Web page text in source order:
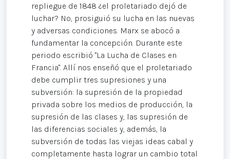
repliegue de 1848 ¿el proletariado dejó de
luchar? No, prosiguió su lucha en las nuevas
y adversas condiciones. Marx se abocó a
fundamentar la concepción. Durante este
periodo escribió "La Lucha de Clases en
Francia". Allí nos enseñó que el proletariado
debe cumplir tres supresiones y una
subversión: la supresión de la propiedad
privada sobre los medios de producción, la
supresión de las clases y, las supresión de
las diferencias sociales y, además, la
subversión de todas las viejas ideas cabal y
completamente hasta lograr un cambio total